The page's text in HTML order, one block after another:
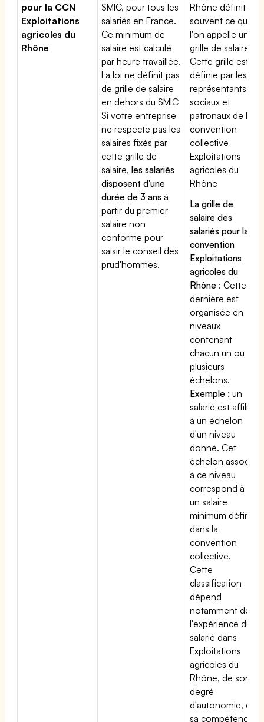
pour la CCN
Exploitations
agricoles du
Rhône
SMIC, pour tous les
salariés en France.
Ce minimum de
salaire est calculé
par heure travaillée.
La loi ne définit pas
de grille de salaire
en dehors du SMIC
Si votre entreprise
ne respecte pas les
salaires fixés par
cette grille de
salaire,les salariés
disposent d'une
durée de 3 ans à
partir du premier
salaire non
conforme pour
saisir le conseil des
prud'hommes.
Rhône définit
souvent ce que
l'on appelle une
grille de salaires.
Cette grille est
définie par les
représentants
sociaux et
patronaux de la
convention
collective
Exploitations
agricoles du
Rhône
La grille de
salaire des
salariés pour la
convention
Exploitations
agricoles du
Rhône : Cette
dernière est
organisée en
niveaux
contenant
chacun un ou
plusieurs
échelons.
Exemple : un
salarié est affilié
à un échelon
d'un niveau
donné. Cet
échelon associé
à ce niveau
correspond à
un salaire
minimum défini
dans la
convention
collective.
Cette
classification
dépend
notamment de
l'expérience du
salarié dans
Exploitations
agricoles du
Rhône, de son
degré
d'autonomie, de
sa compétence